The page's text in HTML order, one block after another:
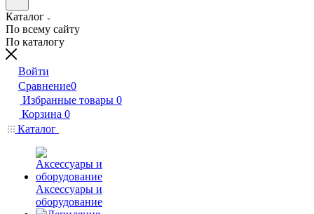
Каталог
По всему сайту
По каталогу
Войти
Сравнение0
Избранные товары 0
Корзина 0
Каталог
Аксессуары и
оборудование